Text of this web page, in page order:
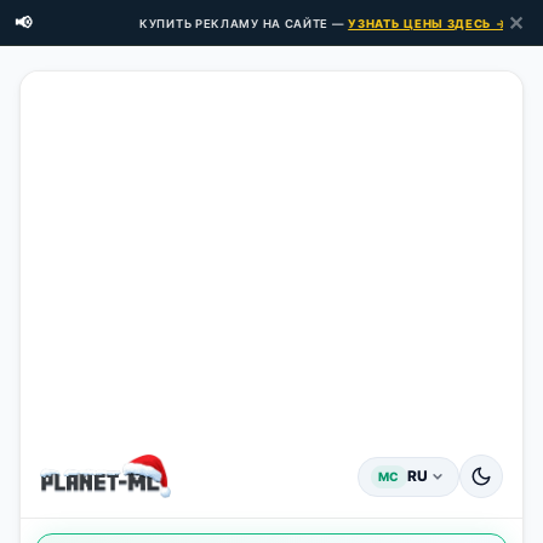
📢 КУПИТЬ РЕКЛАМУ НА САЙТЕ —УЗНАТЬ ЦЕНЫ ЗДЕСЬ → ✕
MC RU